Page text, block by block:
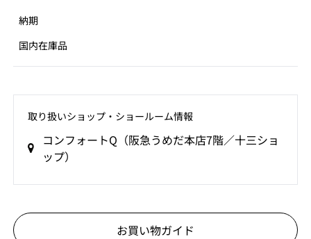
納期
国内在庫品
取り扱いショップ‧ショールーム情報
コンフォートQ（阪急うめだ本店7階／十三ショ
ップ）
お買い物ガイド